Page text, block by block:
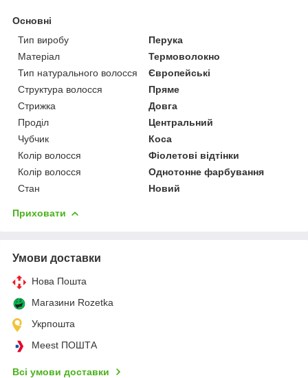
Основні
Тип виробу
Перука
Матеріал
Термоволокно
Тип натурального волосся
Європейські
Структура волосся
Пряме
Стрижка
Довга
Проділ
Центральний
Чубчик
Коса
Колір волосся
Фіолетові відтінки
Колір волосся
Однотонне фарбування
Стан
Новий
Приховати
Умови доставки
Нова Пошта
Магазини Rozetka
Укрпошта
Meest ПОШТА
Всі умови доставки